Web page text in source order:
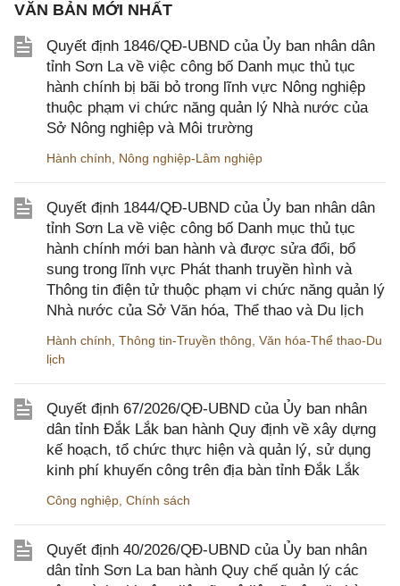
VĂN BẢN MỚI NHẤT
Quyết định 1846/QĐ-UBND của Ủy ban nhân dân
tỉnh Sơn La về việc công bố Danh mục thủ tục
hành chính bị bãi bỏ trong lĩnh vực Nông nghiệp
thuộc phạm vi chức năng quản lý Nhà nước của
Sở Nông nghiệp và Môi trường
Hành chính Nông nghiệp-Lâm nghiệp
Quyết định 1844/QĐ-UBND của Ủy ban nhân dân
tỉnh Sơn La về việc công bố Danh mục thủ tục
hành chính mới ban hành và được sửa đổi, bổ
sung trong lĩnh vực Phát thanh truyền hình và
Thông tin điện tử thuộc phạm vi chức năng quản lý
Nhà nước của Sở Văn hóa, Thể thao và Du lịch
Hành chính Thông tin-Truyền thông Văn hóa-Thể thao-Du
lịch
Quyết định 67/2026/QĐ-UBND của Ủy ban nhân
dân tỉnh Đắk Lắk ban hành Quy định về xây dựng
kế hoạch, tổ chức thực hiện và quản lý, sử dụng
kinh phí khuyến công trên địa bàn tỉnh Đắk Lắk
Công nghiệp Chính sách
Quyết định 40/2026/QĐ-UBND của Ủy ban nhân
dân tỉnh Sơn La ban hành Quy chế quản lý các